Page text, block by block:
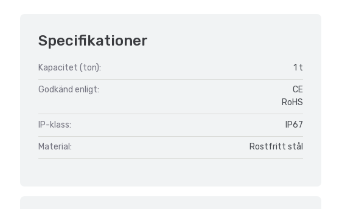
Specifikationer
Kapacitet (ton): 1 t
Godkänd enligt:
CE
RoHS
IP-klass: IP67
Material: Rostfritt stål